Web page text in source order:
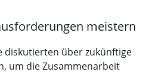
meistern
diskutierten über zukünftige
um die Zusammenarbeit